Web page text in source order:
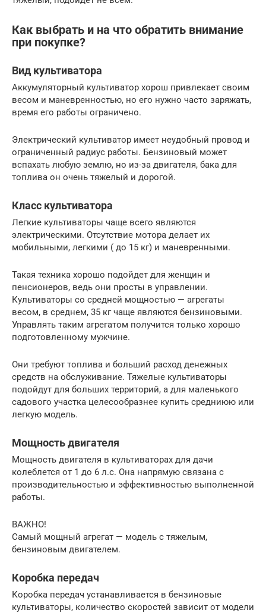
Как выбрать и на что обратить внимание
при покупке?
Вид культиватора
Аккумуляторный культиватор хорош привлекает своим
весом и маневренностью, но его нужно часто заряжать,
время его работы ограничено.
Электрический культиватор имеет неудобный провод и
ограниченный радиус работы. Бензиновый может
вспахать любую землю, но из-за двигателя, бака для
топлива он очень тяжелый и дорогой.
Класс культиватора
Легкие культиваторы чаще всего являются
электрическими. Отсутствие мотора делает их
мобильными, легкими ( до 15 кг) и маневренными.
Такая техника хорошо подойдет для женщин и
пенсионеров, ведь они просты в управлении.
Культиваторы со средней мощностью — агрегаты
весом, в среднем, 35 кг чаще являются бензиновыми.
Управлять таким агрегатом получится только хорошо
подготовленному мужчине.
Они требуют топлива и больший расход денежных
средств на обслуживание. Тяжелые культиваторы
подойдут для больших территорий, а для маленького
садового участка целесообразнее купить средниюю или
легкую модель.
Мощность двигателя
Мощность двигателя в культиваторах для дачи
колеблется от 1 до 6 л.с. Она напрямую связана с
производительностью и эффективностью выполненной
работы.
ВАЖНО!
Самый мощный агрегат — модель с тяжелым,
бензиновым двигателем.
Коробка передач
Коробка передач устанавливается в бензиновые
культиваторы, количество скоростей зависит от модели